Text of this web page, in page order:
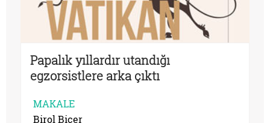
Papalık yıllardır utandığı
egzorsistlere arka çıktı
MAKALE
Birol Biçer